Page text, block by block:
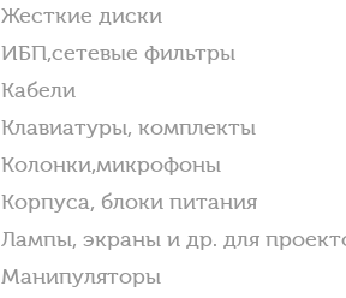
Жесткие диски
ИБП,сетевые фильтры
Кабели
Клавиатуры, комплекты
Колонки,микрофоны
Корпуса, блоки питания
Лампы, экраны и др. для
Манипуляторы